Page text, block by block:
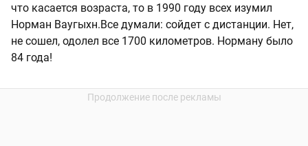
что касается возраста, то в 1990 году всех изумил
Норман Ваугыхн.Все думали: сойдет с дистанции. Нет,
не сошел, одолел все 1700 километров. Норману было
84 года!